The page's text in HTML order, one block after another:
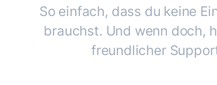
So einfach, dass du keine
brauchst. Und wenn doch,
freundlicher